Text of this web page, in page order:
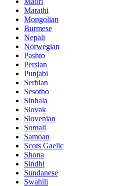
Marathi
Mongolian
Burmese
Nepali
Norwegian
Pashto
Persian
Punjabi
Serbian
Sesotho
Sinhala
Slovak
Slovenian
Somali
Samoan
Scots Gaelic
Shona
Sindhi
Sundanese
Swahili